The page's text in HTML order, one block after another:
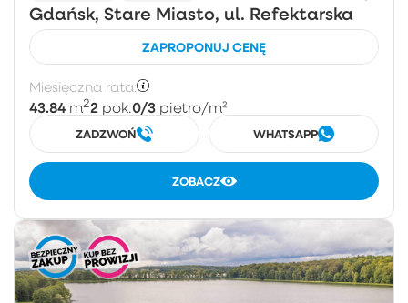
Gdańsk, Stare Miasto, ul. Refektarska
ZAPROPONUJ CENĘ
Miesięczna rata:
43.84 m22 pok.0/3 piętro/m²
ZADZWOŃ WHATSAPP
ZOBACZ